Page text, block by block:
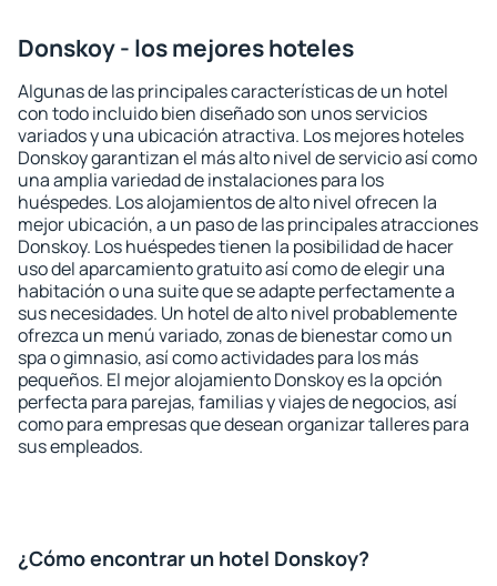
Donskoy - los mejores hoteles
Algunas de las principales características de un hotel
con todo incluido bien diseñado son unos servicios
variados y una ubicación atractiva. Los mejores hoteles
Donskoy garantizan el más alto nivel de servicio así como
una amplia variedad de instalaciones para los
huéspedes. Los alojamientos de alto nivel ofrecen la
mejor ubicación, a un paso de las principales atracciones
Donskoy. Los huéspedes tienen la posibilidad de hacer
uso del aparcamiento gratuito así como de elegir una
habitación o una suite que se adapte perfectamente a
sus necesidades. Un hotel de alto nivel probablemente
ofrezca un menú variado, zonas de bienestar como un
spa o gimnasio, así como actividades para los más
pequeños. El mejor alojamiento Donskoy es la opción
perfecta para parejas, familias y viajes de negocios, así
como para empresas que desean organizar talleres para
sus empleados.
¿Cómo encontrar un hotel Donskoy?